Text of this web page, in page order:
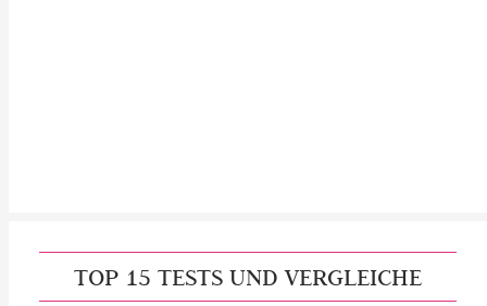
TOP 15 TESTS UND VERGLEICHE